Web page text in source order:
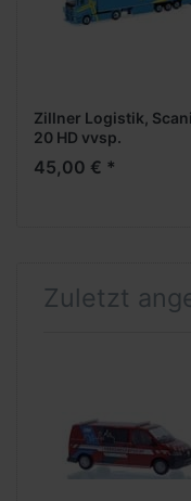
Zillner Logistik,
20 HD vvsp.
EuroKüKoAufl.
45,00 € *
Zuletzt